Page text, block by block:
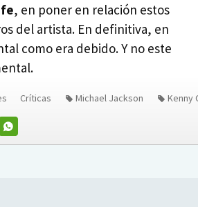
, en poner en relación estos
del artista. En definitiva, en
como era debido. Y no este
Críticas Michael Jackson Kenny